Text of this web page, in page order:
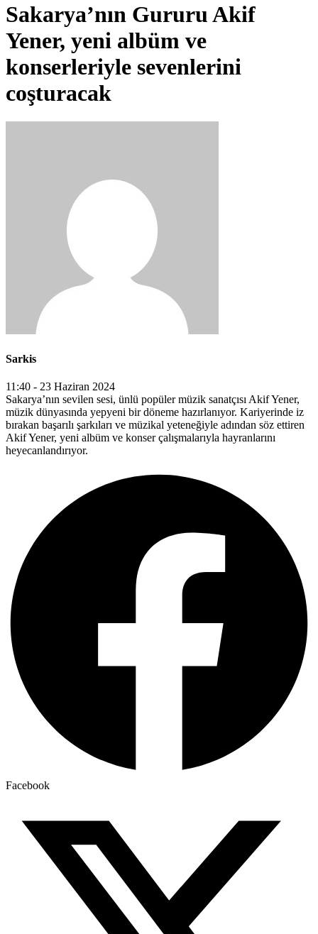
Sakarya’nın Gururu Akif
Yener, yeni albüm ve
konserleriyle sevenlerini
coşturacak
Sarkis
11:40 - 23 Haziran 2024
Sakarya’nın sevilen sesi, ünlü popüler müzik sanatçısı Akif Yener,
müzik dünyasında yepyeni bir döneme hazırlanıyor. Kariyerinde iz
bırakan başarılı şarkıları ve müzikal yeteneğiyle adından söz ettiren
Akif Yener, yeni albüm ve konser çalışmalarıyla hayranlarını
heyecanlandırıyor.
Facebook